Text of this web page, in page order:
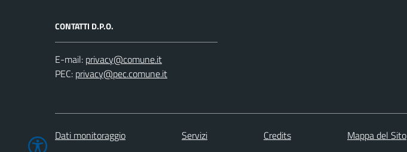
CONTATTI D.P.O.
E-mail:
PEC:
Dati monitoraggio Servizi Credits Mappa del Sito